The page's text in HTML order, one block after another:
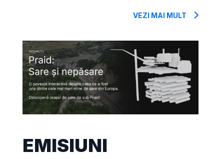
VEZI MAI MULT
EMISIUNI